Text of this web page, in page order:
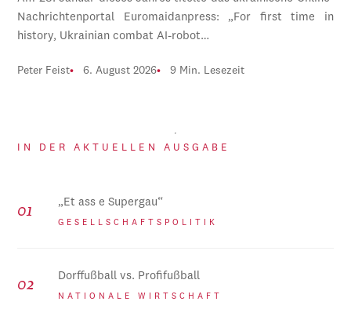
Nachrichtenportal Euromaidanpress: „For first time in
history, Ukrainian combat AI-robot…
Peter Feist 6. August 2026 9 Min. Lesezeit
IN DER AKTUELLEN AUSGABE
„Et ass e Supergau“
GESELLSCHAFTSPOLITIK
Dorffußball vs. Profifußball
NATIONALE WIRTSCHAFT